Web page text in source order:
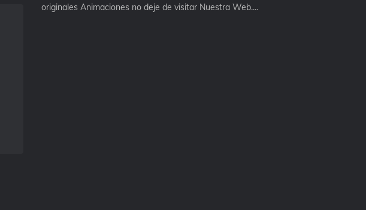
originales Animaciones no deje de visitar Nuestra Web....